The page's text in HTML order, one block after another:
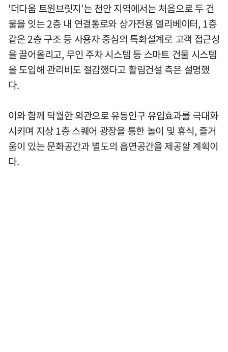
'더다움 트윈브릿지'는 천안 지역에서는 처음으로 두 건
물을 잇는 2층 내 연결통로와 상가전용 엘리베이터, 1층
같은 2층 구조 등 사용자 중심의 특화설계로 고객 접근성
을 끌어올리고, 무인 주차 시스템 등 스마트 건물 시스템
을 도입해 관리비도 절감했다고 활림건설 측은 설명했
다.
이와 함께 탁월한 외관으로 유동인구 유입효과를 극대화
시키며 지상 1층 스퀘어 광장을 통한 놀이 및 휴식, 즐거
움이 있는 문화공간과 별도의 흡연공간을 제공할 계획이
다.